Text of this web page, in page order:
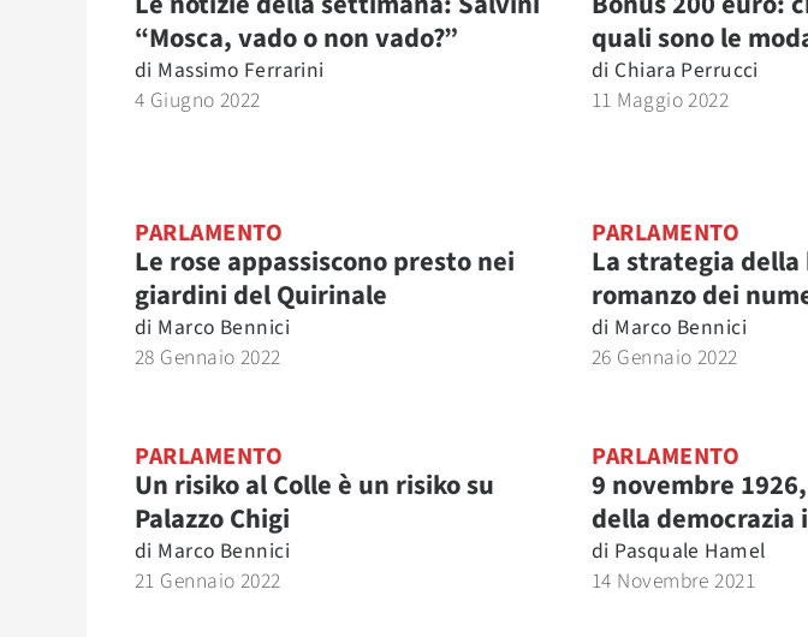
“Mosca, vado o non vado?”
di Massimo Ferrarini
4 Giugno 2022
quali sono le
di Chiara Perrucci
11 Maggio 2022
PARLAMENTO
Le rose appassiscono presto nei
giardini del Quirinale
di Marco Bennici
28 Gennaio 2022
PARLAMENTO
La strategia della
romanzo dei
di Marco Bennici
26 Gennaio 2022
PARLAMENTO
Un risiko al Colle è un risiko su
Palazzo Chigi
di Marco Bennici
21 Gennaio 2022
PARLAMENTO
9 novembre
della democrazia
di Pasquale Hamel
14 Novembre 2021